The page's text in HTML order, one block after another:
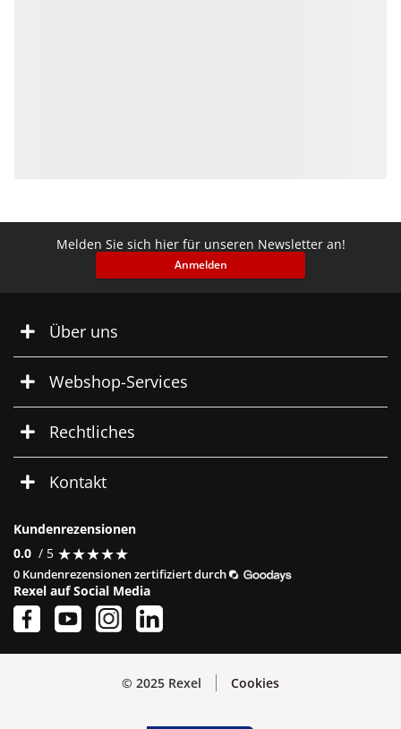
Melden Sie sich hier für unseren Newsletter an!
Anmelden
Über uns
Webshop-Services
Rechtliches
Kontakt
Kundenrezensionen
0.0 / 5 ★★★★★
★★★★★
0 Kundenrezensionen zertifiziert durch
Rexel auf Social Media
© 2025 Rexel Cookies